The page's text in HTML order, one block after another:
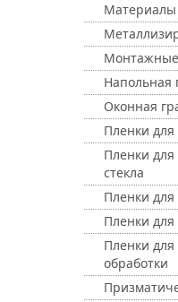
Материалы
Напольная
Оконная
Пленки
Пленки
стекла
Пленки
Пленки
Пленки для
обработки